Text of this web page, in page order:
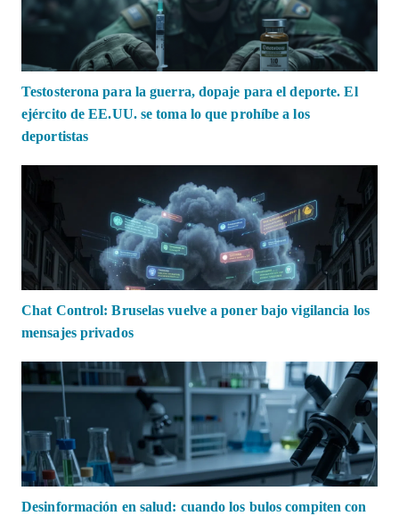
Testosterona para la guerra, dopaje para el deporte. El
ejército de EE.UU. se toma lo que prohíbe a los
deportistas
Chat Control: Bruselas vuelve a poner bajo vigilancia los
mensajes privados
Desinformación en salud: cuando los bulos compiten con